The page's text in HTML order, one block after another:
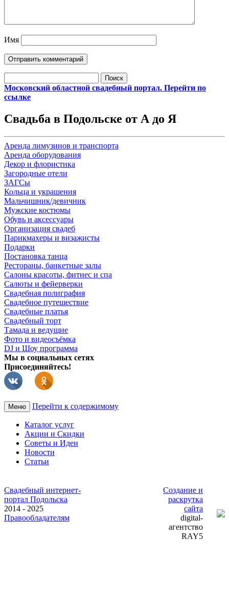
Имя
Московский областной свадебный портал. Перейти по
ссылке
Свадьба в Подольске от А до Я
Аренда лимузинов и транспорта
Аренда оборудования
Декор и флористика
Загородные отели
ЗАГСы
Кольца и украшения
Мальчишник/девичник
Мужские костюмы
Обувь и аксессуары
Организация свадеб
Парикмахеры и визажисты
Подарки
Постановка танца
Рестораны, банкетные залы
Салоны красоты, фитнес и спа
Салюты и фейерверки
Свадебная полиграфия
Свадебное путешествие
Свадебные платья
Свадебный торт
Тамада и ведущие
Фото и видеосъёмка
DJ и Шоу программа
Мы в социальных сетях
Присоединяйтесь!
Меню Перейти к содержимому
Каталог услуг
Акции и Скидки
Советы и Идеи
Новости
Статьи
Свадебный интернет-
портал Подольска
2014 - 2025
Правообладателям
Создание и
раскрутка
сайта
digital-
агентство
RAY5